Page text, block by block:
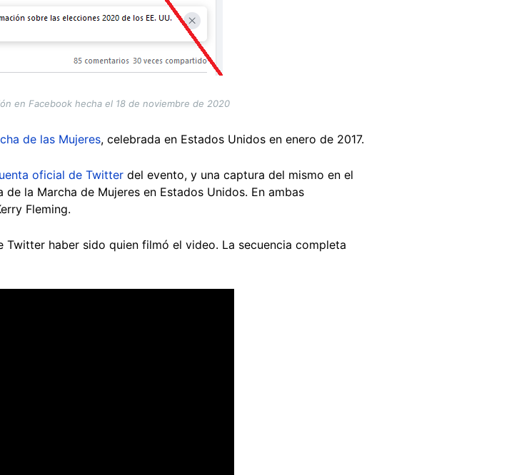
en Facebook hecha el 18 de noviembre de 2020
de las Mujeres, celebrada en Estados Unidos en enero de 2017.
oficial de Twitter del evento, y una captura del mismo en el
la Marcha de Mujeres en Estados Unidos. En ambas
Fleming.
Twitter haber sido quien filmó el video. La secuencia completa